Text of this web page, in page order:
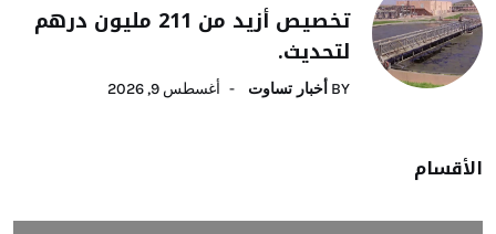
تخصيص أزيد من 211 مليون درهم
لتحديث.
BY أخبار تساوت أغسطس 9, 2026
الأقسام